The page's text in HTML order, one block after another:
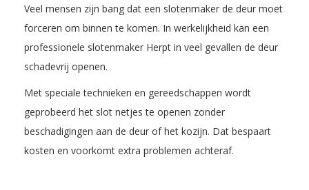
Veel mensen zijn bang dat een slotenmaker de deur moet
forceren om binnen te komen. In werkelijkheid kan een
professionele slotenmaker Herpt in veel gevallen de deur
schadevrij openen.
Met speciale technieken en gereedschappen wordt
geprobeerd het slot netjes te openen zonder
beschadigingen aan de deur of het kozijn. Dat bespaart
kosten en voorkomt extra problemen achteraf.